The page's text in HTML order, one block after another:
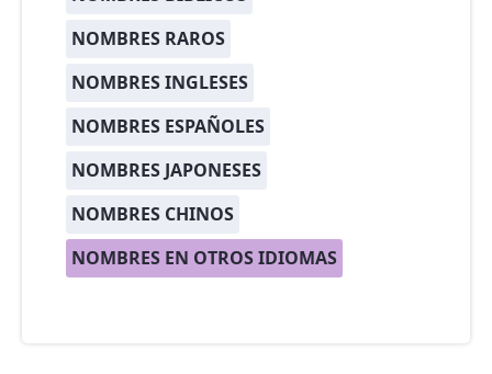
NOMBRES RAROS
NOMBRES INGLESES
NOMBRES ESPAÑOLES
NOMBRES JAPONESES
NOMBRES CHINOS
NOMBRES EN OTROS IDIOMAS